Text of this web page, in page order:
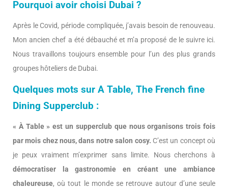
Pourquoi avoir choisi Dubai ?
Après le Covid, période compliquée, j’avais besoin de renouveau.
Mon ancien chef a été débauché et m’a proposé de le suivre ici.
Nous travaillons toujours ensemble pour l’un des plus grands
groupes hôteliers de Dubai.
Quelques mots sur A Table, The French fine
Dining Supperclub :
« À Table » est un supperclub que nous organisons trois fois
par mois chez nous, dans notre salon cosy. C’est un concept où
je peux vraiment m’exprimer sans limite. Nous cherchons à
démocratiser la gastronomie en créant une ambiance
chaleureuse, où tout le monde se retrouve autour d’une seule